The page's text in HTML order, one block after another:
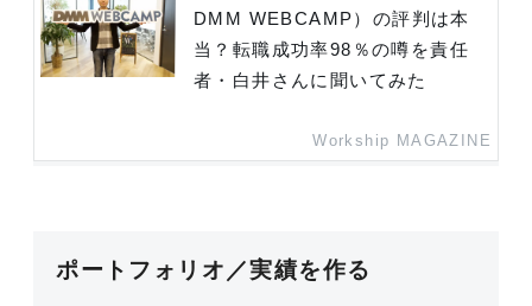
DMM WEBCAMP）の評判は本
当？転職成功率98％の噂を責任
者・白井さんに聞いてみた
Workship MAGAZINE
ポートフォリオ／実績を作る